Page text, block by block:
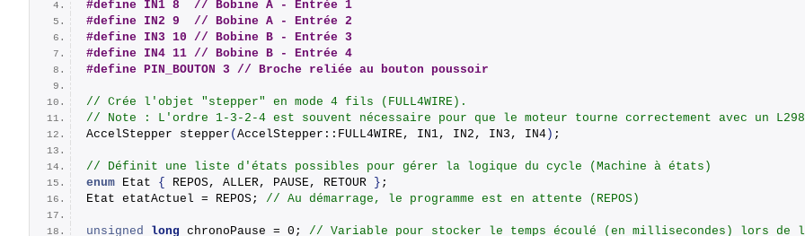
#define IN1 8  // Bobine A - Entrée 1
#define IN2 9  // Bobine A - Entrée 2
#define IN3 10 // Bobine B - Entrée 3
#define IN4 11 // Bobine B - Entrée 4
#define PIN_BOUTON 3 // Broche reliée au bouton poussoir
// Crée l'objet "stepper" en mode 4 fils (FULL4WIRE).
// Note : L'ordre 1-3-2-4 est souvent nécessaire pour que le moteur tourne correctement avec un
AccelStepper stepper ( AccelStepper::FULL4WIRE, IN1, IN2, IN3, IN4 ) ;
// Définit une liste d'états possibles pour gérer la logique du cycle (Machine à états)
enum Etat { REPOS, ALLER, PAUSE, RETOUR } ;
Etat etatActuel = REPOS; // Au démarrage, le programme est en attente (REPOS)
unsigned long chronoPause = 0; // Variable pour stocker le temps écoulé (en millisecondes) lors de